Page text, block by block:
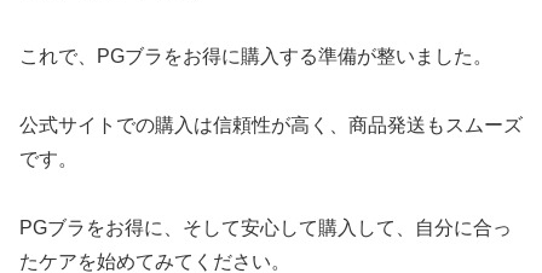
これで、PGブラをお得に購入する準備が整いました。
公式サイトでの購入は信頼性が高く、商品発送もスムーズ
です。
PGブラをお得に、そして安心して購入して、自分に合っ
たケアを始めてみてください。